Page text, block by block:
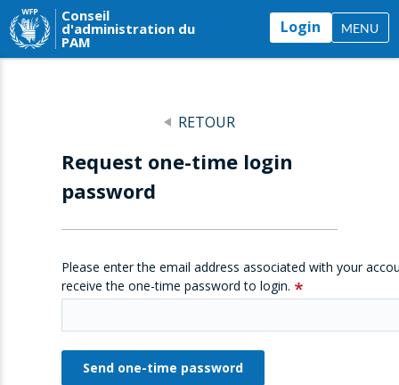
Conseil
d'administration du
PAM
Login MENU
RETOUR
Request one-time login
password
Please enter the email address associated with your
receive the one-time password to login.